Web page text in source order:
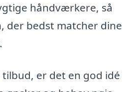
håndværkere, så
der bedst matcher dine
er det en god idé